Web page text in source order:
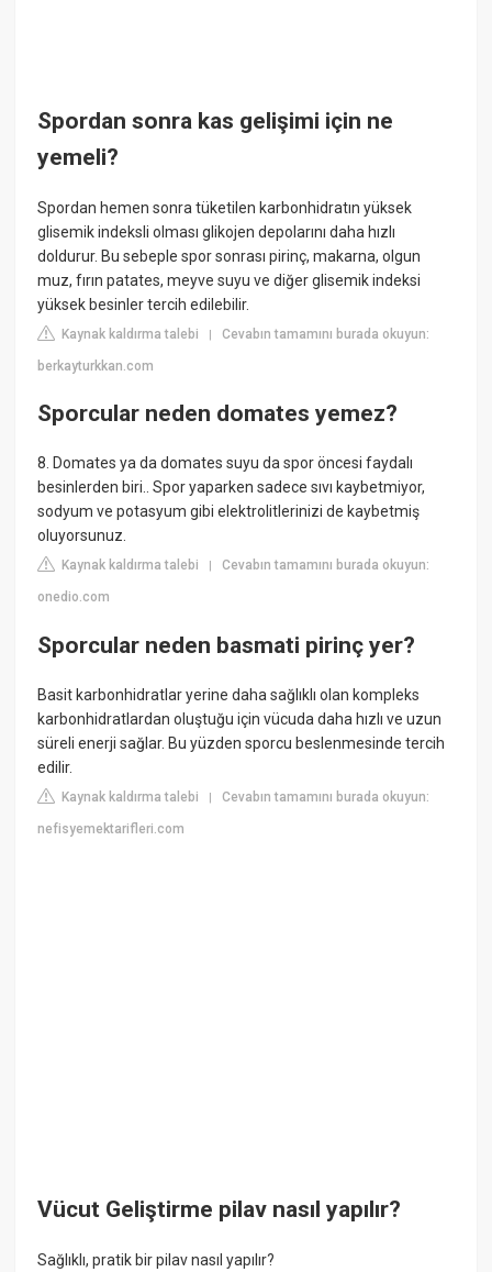
Spordan sonra kas gelişimi için ne
yemeli?
Spordan hemen sonra tüketilen karbonhidratın yüksek
glisemik indeksli olması glikojen depolarını daha hızlı
doldurur. Bu sebeple spor sonrası pirinç, makarna, olgun
muz, fırın patates, meyve suyu ve diğer glisemik indeksi
yüksek besinler tercih edilebilir.
Kaynak kaldırma talebi |Cevabın tamamını burada okuyun:
berkayturkkan.com
Sporcular neden domates yemez?
8. Domates ya da domates suyu da spor öncesi faydalı
besinlerden biri.. Spor yaparken sadece sıvı kaybetmiyor,
sodyum ve potasyum gibi elektrolitlerinizi de kaybetmiş
oluyorsunuz.
Kaynak kaldırma talebi |Cevabın tamamını burada okuyun:
onedio.com
Sporcular neden basmati pirinç yer?
Basit karbonhidratlar yerine daha sağlıklı olan kompleks
karbonhidratlardan oluştuğu için vücuda daha hızlı ve uzun
süreli enerji sağlar. Bu yüzden sporcu beslenmesinde tercih
edilir.
Kaynak kaldırma talebi |Cevabın tamamını burada okuyun:
nefisyemektarifleri.com
Vücut Geliştirme pilav nasıl yapılır?
Sağlıklı, pratik bir pilav nasıl yapılır?